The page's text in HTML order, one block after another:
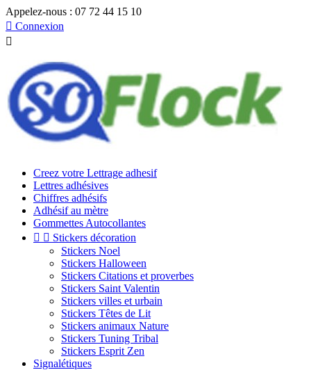
Appelez-nous : 07 72 44 15 10
 Connexion

Creez votre Lettrage adhesif
Lettres adhésives
Chiffres adhésifs
Adhésif au mètre
Gommettes Autocollantes
  Stickers décoration
Stickers Noel
Stickers Halloween
Stickers Citations et proverbes
Stickers Saint Valentin
Stickers villes et urbain
Stickers Têtes de Lit
Stickers animaux Nature
Stickers Tuning Tribal
Stickers Esprit Zen
Signalétiques